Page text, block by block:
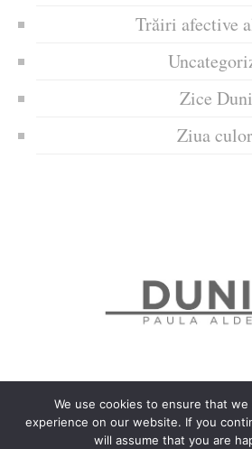
Trăiri afective
Zice
Ziua
Politica de confidențialitate Politică
We use cookies to ensure that
experience on our website. If you
will assume that you are